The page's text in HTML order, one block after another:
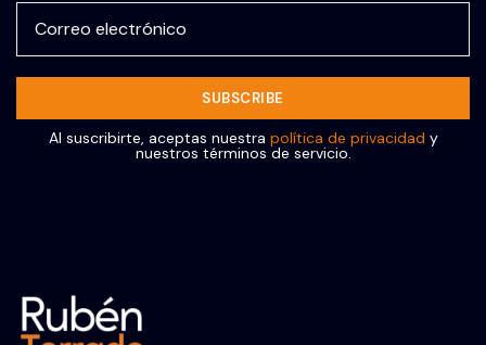
Al suscribirte, aceptas nuestra política de privacidad y
nuestros términos de servicio.